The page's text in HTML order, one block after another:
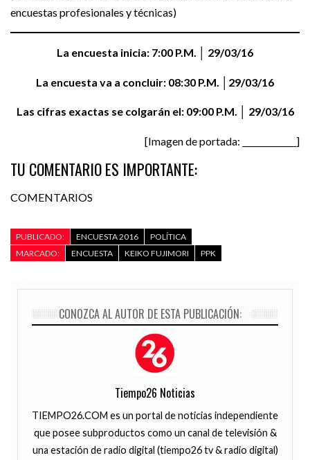
encuestas profesionales y técnicas)
La encuesta inicia: 7:00 P.M. │ 29/03/16
La encuesta va a concluir: 08:30 P.M. │29/03/16
Las cifras exactas se colgarán el: 09:00 P.M. │ 29/03/16
[Imagen de portada: _____________]
TU COMENTARIO ES IMPORTANTE:
COMENTARIOS
PUBLICADO: ENCUESTA 2016
POLÍTICA
MARCADO:
ENCUESTA KEIKO FUJIMORI PPK
CONOZCA AL AUTOR DE ESTA PUBLICACIÓN:
Tiempo26 Noticias
TIEMPO26.COM es un portal de noticias independiente
que posee subproductos como un canal de televisión &
una estación de radio digital (tiempo26 tv & radio digital)